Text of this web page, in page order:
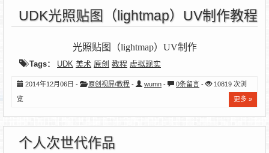
UDK光照贴图（lightmap）UV制作教程
光照贴图（lightmap）UV制作
Tags： UDK 美术 原创 教程 虚拟现实
2014年12月06日 - 原创视屏/教程 - wumn - 0条留言 - 10819 次浏
览 更多 »
个人次世代作品